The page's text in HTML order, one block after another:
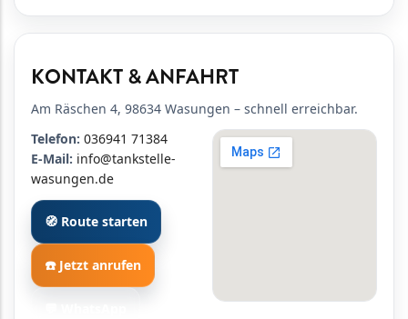
KONTAKT & ANFAHRT
Am Räschen 4, 98634 Wasungen – schnell erreichbar.
Telefon: 036941 71384
E-Mail: info@tankstelle-
wasungen.de
🧭 Route starten
☎️ Jetzt anrufen